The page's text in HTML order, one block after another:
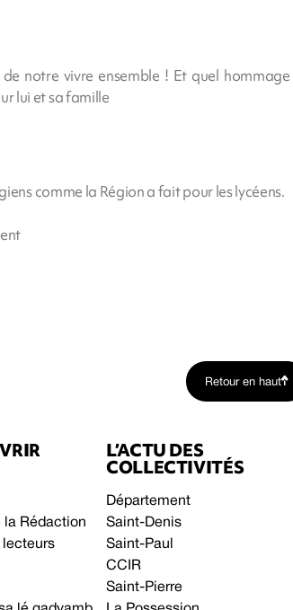
notre vivre ensemble ! Et quel
lui et sa famille
comme la Région a fait pour les lycéens.
Retour en haut
la Rédaction
lecteurs
L’ACTU DES
COLLECTIVITÉS
Département
Saint-Denis
Saint-Paul
CCIR
Saint-Pierre